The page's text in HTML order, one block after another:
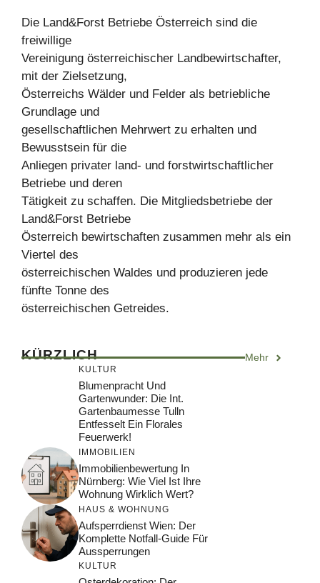
Die Land&Forst Betriebe Österreich sind die
freiwillige
Vereinigung österreichischer Landbewirtschafter,
mit der Zielsetzung,
Österreichs Wälder und Felder als betriebliche
Grundlage und
gesellschaftlichen Mehrwert zu erhalten und
Bewusstsein für die
Anliegen privater land- und forstwirtschaftlicher
Betriebe und deren
Tätigkeit zu schaffen. Die Mitgliedsbetriebe der
Land&Forst Betriebe
Österreich bewirtschaften zusammen mehr als ein
Viertel des
österreichischen Waldes und produzieren jede
fünfte Tonne des
österreichischen Getreides.
KÜRZLICH Mehr
KULTUR
Blumenpracht Und
Gartenwunder: Die Int.
Gartenbaumesse Tulln
Entfesselt Ein Florales
Feuerwerk!
IMMOBILIEN
Immobilienbewertung In
Nürnberg: Wie Viel Ist Ihre
Wohnung Wirklich Wert?
HAUS & WOHNUNG
Aufsperrdienst Wien: Der
Komplette Notfall-Guide Für
Aussperrungen
KULTUR